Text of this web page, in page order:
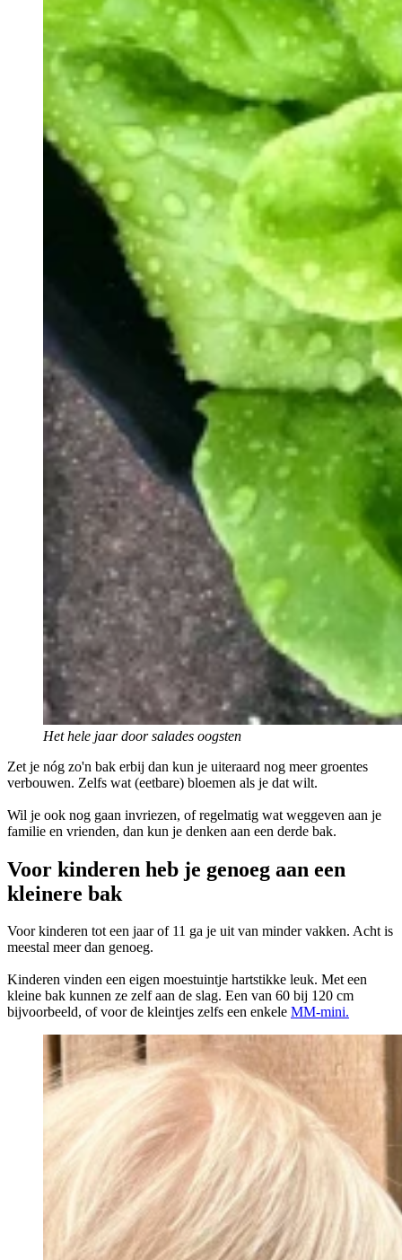
Het hele jaar door salades oogsten
Zet je nóg zo'n bak erbij dan kun je uiteraard nog meer groentes
verbouwen. Zelfs wat (eetbare) bloemen als je dat wilt.
Wil je ook nog gaan invriezen, of regelmatig wat weggeven aan je
familie en vrienden, dan kun je denken aan een derde bak.
Voor kinderen heb je genoeg aan een
kleinere bak
Voor kinderen tot een jaar of 11 ga je uit van minder vakken. Acht is
meestal meer dan genoeg.
Kinderen vinden een eigen moestuintje hartstikke leuk. Met een
kleine bak kunnen ze zelf aan de slag. Een van 60 bij 120 cm
bijvoorbeeld, of voor de kleintjes zelfs een enkele MM-mini.